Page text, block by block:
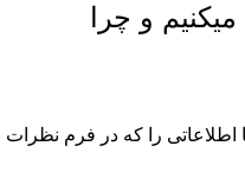
و چرا